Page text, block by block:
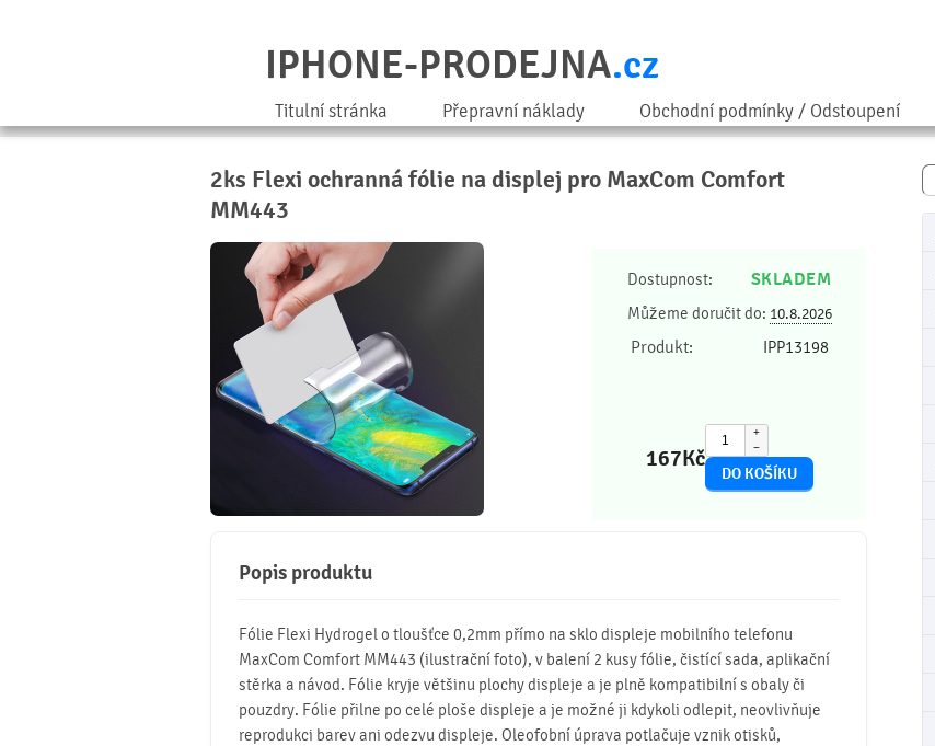
IPHONE-PRODEJNA.cz
Titulní stránka Přepravní náklady Obchodní podmínky / Odstoupení
2ks Flexi ochranná fólie na displej pro MaxCom Comfort
MM443
Dostupnost: SKLADEM
Můžeme doručit do: 10.8.2026
Produkt: IPP13198
167Kč
+
−
Popis produktu
Fólie Flexi Hydrogel o tloušťce 0,2mm přímo na sklo displeje mobilního telefonu
MaxCom Comfort MM443 (ilustrační foto), v balení 2 kusy fólie, čistící sada, aplikační
stěrka a návod. Fólie kryje většinu plochy displeje a je plně kompatibilní s obaly či
pouzdry. Fólie přilne po celé ploše displeje a je možné ji kdykoli odlepit, neovlivňuje
reprodukci barev ani odezvu displeje. Oleofobní úprava potlačuje vznik otisků,